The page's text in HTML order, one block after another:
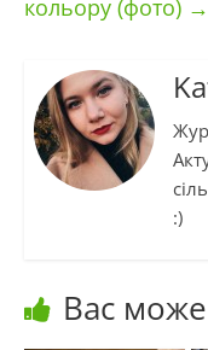
кольору (фото) →
:)
Вас може